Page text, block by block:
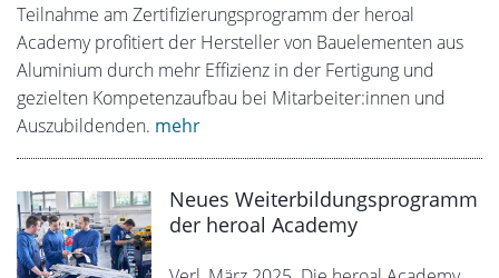
Teilnahme am Zertifizierungsprogramm der heroal
Academy profitiert der Hersteller von Bauelementen aus
Aluminium durch mehr Effizienz in der Fertigung und
gezielten Kompetenzaufbau bei Mitarbeiter:innen und
Auszubildenden. mehr
Neues Weiterbildungsprogramm
der heroal Academy